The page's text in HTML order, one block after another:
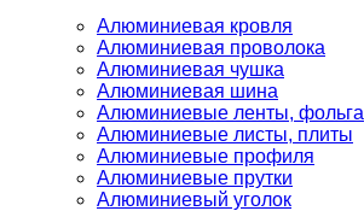
Алюминиевая кровля
Алюминиевая проволока
Алюминиевая чушка
Алюминиевая шина
Алюминиевые ленты, фольга
Алюминиевые листы, плиты
Алюминиевые профиля
Алюминиевые прутки
Алюминиевый уголок